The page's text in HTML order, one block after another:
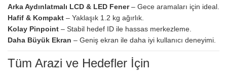
Arka Aydınlatmalı LCD & LED Fener– Gece aramaları için ideal.
Hafif & Kompakt – Yaklaşık 1.2 kg ağırlık.
Kolay Pinpoint – Stabil hedef ID ile hassas merkezleme.
Daha Büyük Ekran – Geniş ekran ile daha iyi kullanıcı deneyimi.
Tüm Arazi ve Hedefler İçin